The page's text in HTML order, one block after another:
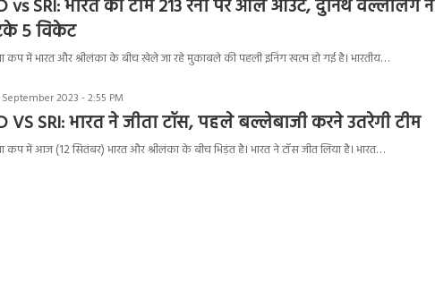
vs SRI: भारत की टीम 213 रनों पर ऑल आउट, दुनिथ वल्लालगे ने
5 विकेट
कप में भारत और श्रीलंका के बीच खेले जा रहे मुकाबले की पहली इनिंग खत्म हो गई है। भारतीय…
September 2023 - 2:55 PM
VS SRI: भारत ने जीता टॉस, पहले बल्लेबाजी करने उतरेगी टीम
कप में आज (12 सितंबर) भारत और श्रीलंका के बीच भिड़ंत है। भारत ने टॉस जीत लिया है। भारत…